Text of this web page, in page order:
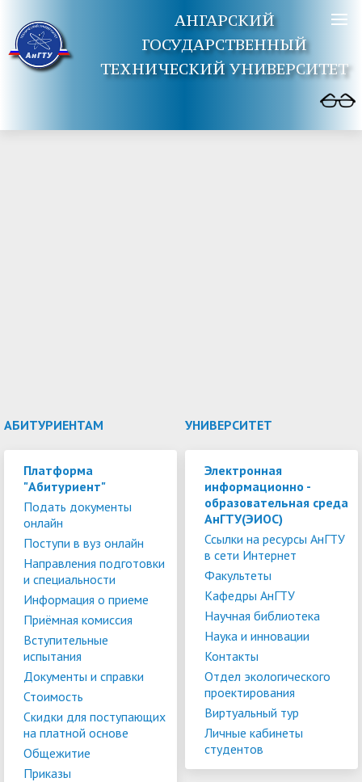
АНГАРСКИЙ
ГОСУДАРСТВЕННЫЙ
ТЕХНИЧЕСКИЙ УНИВЕРСИТЕТ
АБИТУРИЕНТАМ
Платформа
"Абитуриент"
Подать документы
онлайн
Поступи в вуз онлайн
Направления подготовки
и специальности
Информация о приеме
Приёмная комиссия
Вступительные
испытания
Документы и справки
Стоимость
Скидки для поступающих
на платной основе
Общежитие
Приказы
УНИВЕРСИТЕТ
Электронная
информационно -
образовательная среда
АнГТУ(ЭИОС)
Ссылки на ресурсы АнГТУ
в сети Интернет
Факультеты
Кафедры АнГТУ
Научная библиотека
Наука и инновации
Контакты
Отдел экологического
проектирования
Виртуальный тур
Личные кабинеты
студентов